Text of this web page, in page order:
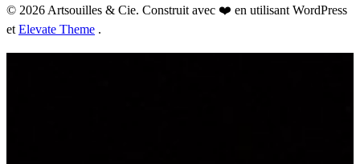
© 2026 Artsouilles & Cie. Construit avec ❤️ en utilisant WordPress
et Elevate Theme .